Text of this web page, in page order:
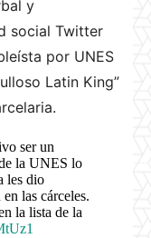
y
social Twitter
por UNES
Latin King”
ser un
la UNES lo
les dio
las cárceles.
la lista de la